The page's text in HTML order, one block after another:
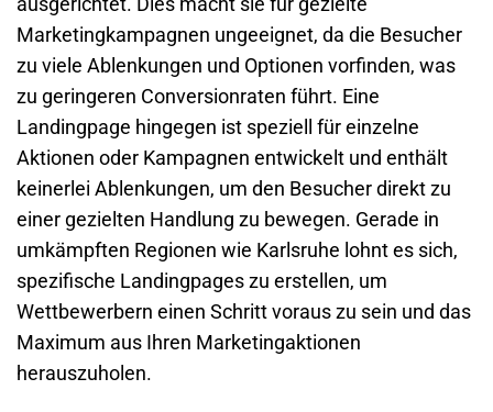
Marketingkampagnen ungeeignet, da die Besucher
zu viele Ablenkungen und Optionen vorfinden, was
zu geringeren Conversionraten führt. Eine
Landingpage hingegen ist speziell für einzelne
Aktionen oder Kampagnen entwickelt und enthält
keinerlei Ablenkungen, um den Besucher direkt zu
einer gezielten Handlung zu bewegen. Gerade in
umkämpften Regionen wie Karlsruhe lohnt es sich,
spezifische Landingpages zu erstellen, um
Wettbewerbern einen Schritt voraus zu sein und das
Maximum aus Ihren Marketingaktionen
herauszuholen.